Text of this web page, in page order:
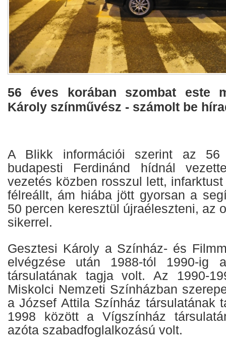
56 éves korában szombat este
Károly színművész - számolt be
A Blikk információi szerint az
budapesti Ferdinánd hídnál
vezetés közben rosszul lett,
félreállt, ám hiába jött gyorsan a
50 percen keresztül újraéleszteni, az
sikerrel.
Gesztesi Károly a Színház- és
elvégzése után 1988-tól 1990-ig
társulatának tagja volt. Az 1990-
Miskolci Nemzeti Színházban
a József Attila Színház társulatának
1998 között a Vígszínház
azóta szabadfoglalkozású volt.